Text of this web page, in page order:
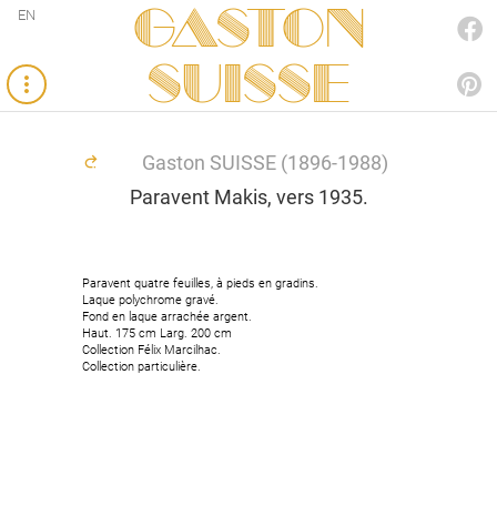
Gaston
SUISSE
EN
Gaston SUISSE (1896-1988)
Paravent Makis, vers 1935.
Paravent quatre feuilles, à pieds en gradins.
Laque polychrome gravé.
Fond en laque arrachée argent.
Haut. 175 cm Larg. 200 cm
Collection Félix Marcilhac.
Collection particulière.
Paravent quatre feuilles, à pieds en gradins.
Laque polychrome gravé.
Fond en laque arrachée argent.
Haut. 175 cm Larg. 200 cm
Collection Félix Marcilhac.
Collection particulière.